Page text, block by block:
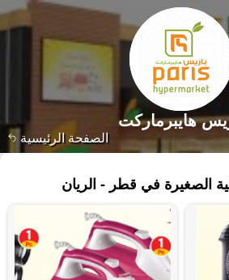
الصفحة الرئيسية
هايبرماركت
الصغيرة في قطر - الريان